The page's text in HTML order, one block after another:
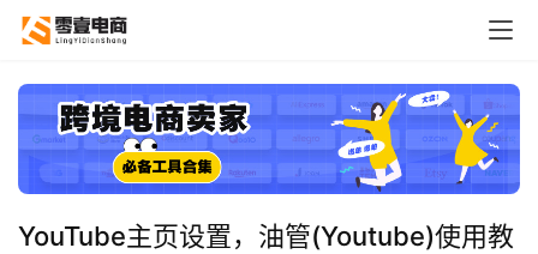
YouTube主页设置，油管(Youtube)使用教